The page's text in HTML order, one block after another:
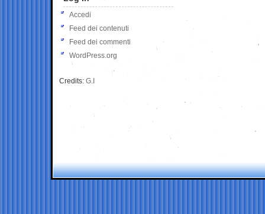
Accedi
Feed dei contenuti
Feed dei commenti
WordPress.org
Credits: G.I